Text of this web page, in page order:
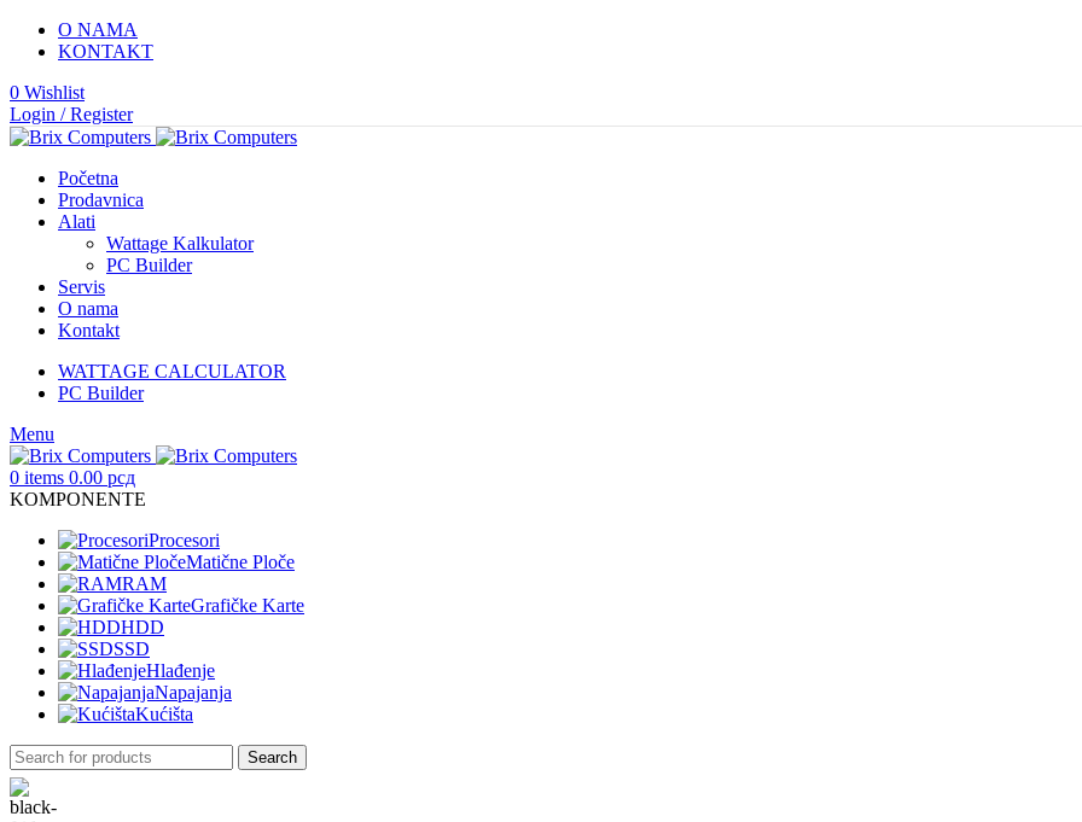
O NAMA
KONTAKT
0 Wishlist
Login / Register
Početna
Prodavnica
Alati
Wattage Kalkulator
PC Builder
Servis
O nama
Kontakt
WATTAGE CALCULATOR
PC Builder
Menu
0 items 0.00 рсд
KOMPONENTE
Procesori
Matične Ploče
RAM
Grafičke Karte
HDD
SSD
Hlađenje
Napajanja
Kućišta
Search